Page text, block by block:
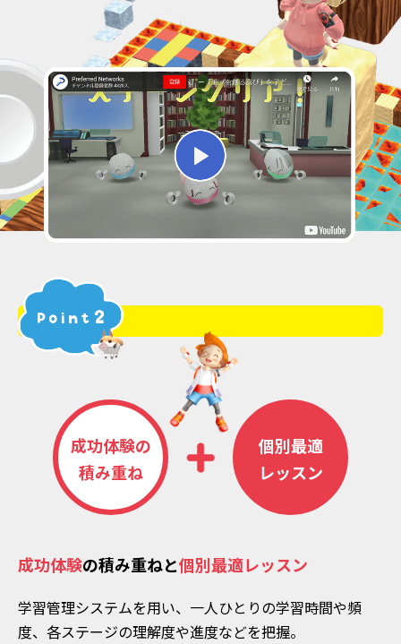
成功体験の
積み重ね
個別最適
レッスン
成功体験の積み重ねと個別最適レッスン
学習管理システムを用い、一人ひとりの学習時間や頻
度、各ステージの理解度や進度などを把握。